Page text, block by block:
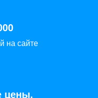
на сайте
цены,